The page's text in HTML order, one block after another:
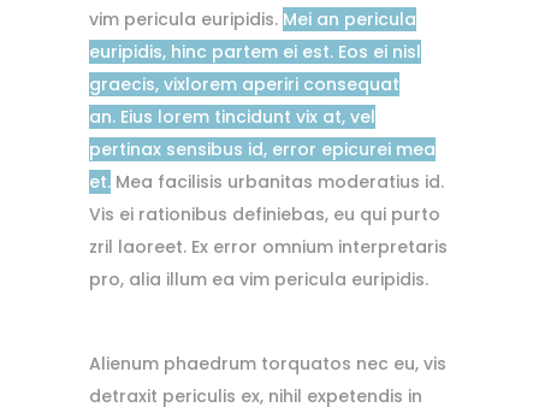
vim pericula euripidis. Mei an pericula
euripidis, hinc partem ei est. Eos ei nisl
graecis, vixlorem aperiri consequat
an. Eius lorem tincidunt vix at, vel
pertinax sensibus id, error epicurei mea
et. Mea facilisis urbanitas moderatius id.
Vis ei rationibus definiebas, eu qui purto
zril laoreet. Ex error omnium interpretaris
pro, alia illum ea vim pericula euripidis.
Alienum phaedrum torquatos nec eu, vis
detraxit periculis ex, nihil expetendis in